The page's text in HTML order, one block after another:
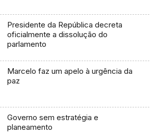
Presidente da República decreta
oficialmente a dissolução do
parlamento
Marcelo faz um apelo à urgência da
paz
Governo sem estratégia e
planeamento